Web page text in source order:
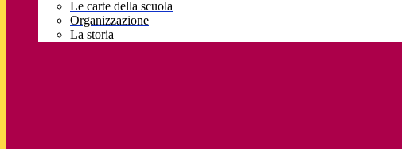
Le carte della scuola
Organizzazione
La storia